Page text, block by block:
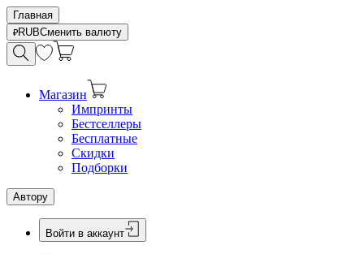
Главная
RUBСменить валюту
Магазин
Импринты
Бестселлеры
Бесплатные
Скидки
Подборки
Автору
Войти в аккаунт